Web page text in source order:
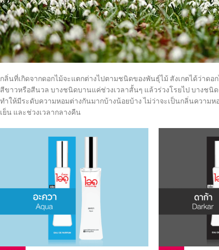
กลิ่นที่เกิดจากดอกไม้จะแตกต่างไปตามชนิดของพันธุ์ไม้ สังเกตได้ว่า
สีขาวหรือสีนวล บางชนิดบานแค่ช่วงเวลาสั้นๆ แล้วร่วงโรยไป บางช
ทำให้มีระดับความหอมต่างกันมากบ้างน้อยบ้าง ไม่ว่าจะเป็นกลิ่นความ
เย็น และช่วงเวลากลางคืน